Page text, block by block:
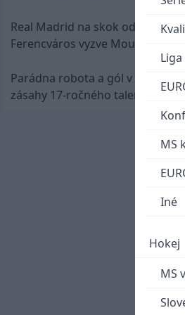
MS
Iné
Hokej
MS
Real Madrid na skok od
Ferencváros vyzve Mourinhove
Parádna robota a gól v oslabení!
zásahy 17-ročného talentu